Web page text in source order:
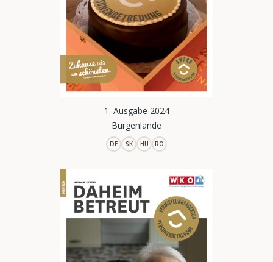
1. Ausgabe 2024
Burgenlande
DE SK HU RO